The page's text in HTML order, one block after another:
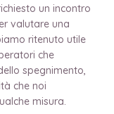
un incontro
valutare una
ritenuto utile
che
spegnimento,
che noi
misura.